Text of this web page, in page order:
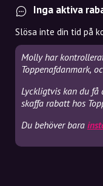
Inga aktiva
Slösa inte din tid på
Molly har
Toppenafdanmark,
Lyckligtvis kan du få
skaffa rabatt hos
Du behöver bara